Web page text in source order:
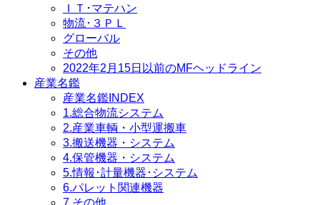
ＩＴ･マテハン
物流･３ＰＬ
グローバル
その他
2022年2月15日以前のMFヘッドライン
産業名鑑
産業名鑑INDEX
1.総合物流システム
2.産業車輌・小型運搬車
3.搬送機器・システム
4.保管機器・システム
5.情報･計量機器･システム
6.パレット関連機器
7.その他